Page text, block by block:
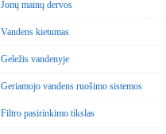
Jonų mainų dervos
Vandens kietumas
Geležis vandenyje
Geriamojo vandens ruošimo sistemos
Filtro pasirinkimo tikslas